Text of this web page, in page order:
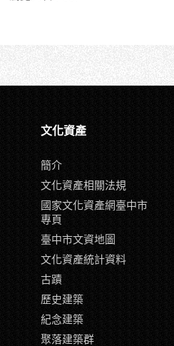
文化資產
簡介
文化資產相關法規
國家文化資產網臺中市
專頁
臺中市文資地圖
文化資產統計資料
古蹟
歷史建築
紀念建築
聚落建築群